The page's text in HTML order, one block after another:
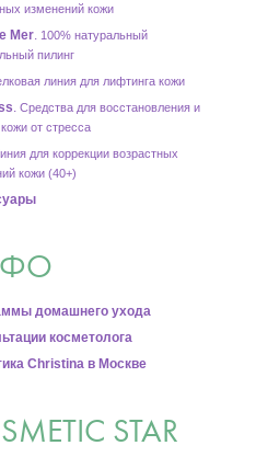
изменений кожи
Mer. 100% натуральный
пилинг
линия для лифтинга кожи
. Средства для восстановления и
от стресса
для коррекции возрастных
кожи (40+)
домашнего ухода
косметолога
Christina в Москве
STAR